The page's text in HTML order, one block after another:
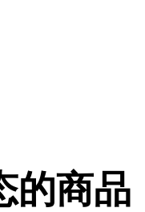
的商品